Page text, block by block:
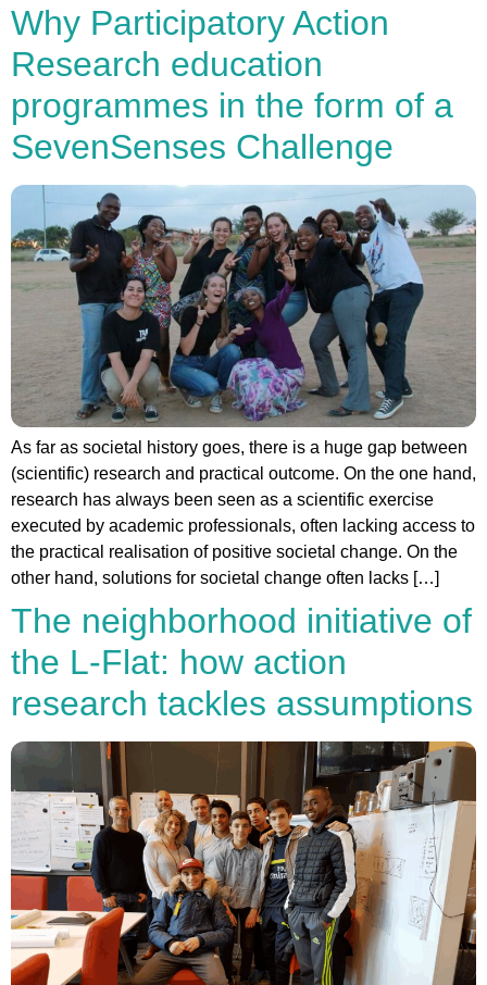
Why Participatory Action
Research education
programmes in the form of a
SevenSenses Challenge
As far as societal history goes, there is a huge gap between
(scientific) research and practical outcome. On the one hand,
research has always been seen as a scientific exercise
executed by academic professionals, often lacking access to
the practical realisation of positive societal change. On the
other hand, solutions for societal change often lacks […]
The neighborhood initiative of
the L-Flat: how action
research tackles assumptions